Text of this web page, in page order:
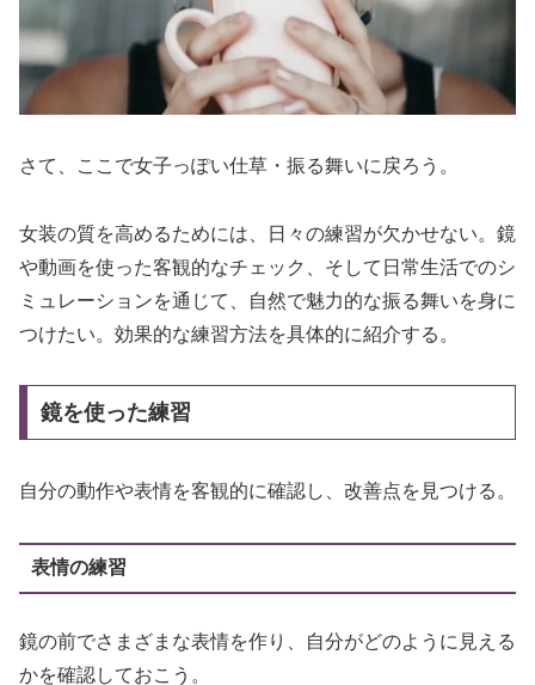
さて、ここで女子っぽい仕草・振る舞いに戻ろう。
女装の質を高めるためには、日々の練習が欠かせない。鏡
や動画を使った客観的なチェック、そして日常生活でのシ
ミュレーションを通じて、自然で魅力的な振る舞いを身に
つけたい。効果的な練習方法を具体的に紹介する。
鏡を使った練習
自分の動作や表情を客観的に確認し、改善点を見つける。
表情の練習
鏡の前でさまざまな表情を作り、自分がどのように見える
かを確認しておこう。